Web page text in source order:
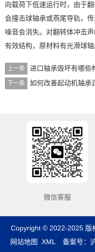
向载荷下低速运行时，由于
会撞击球轴承或燕尾导轨，
噪音会消失。对翻转体冲击
有效结构，原材料有光滑球轴
上一条 进口轴承毁坏有哪些
下一条 如何改善起动机轴承
微信客服
Copyright © 2022-2025 版
网站地图
XML 备案号：